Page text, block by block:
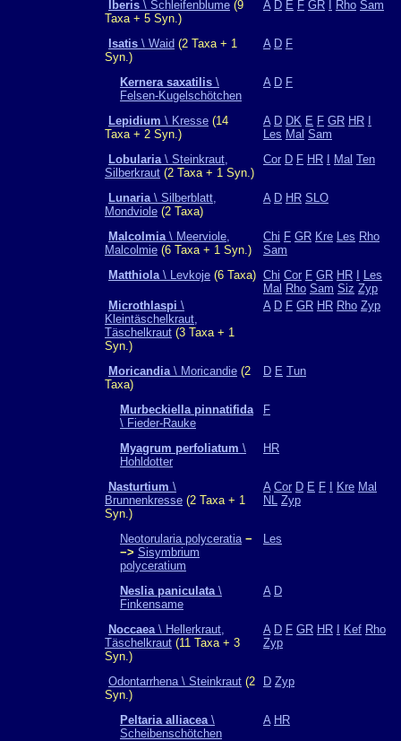
Iberis \ Schleifenblume (9
Taxa + 5 Syn.)
A D E F GR Rho Sam
Isatis \ Waid (2 Taxa + 1
Syn.)
A D F
Kernera saxatilis \
Felsen-Kugelschötchen
A D F
Lepidium \ Kresse (14
Taxa + 2 Syn.)
A D DK E F GR HR
Les Mal Sam
Lobularia\ Steinkraut,
Silberkraut (2 Taxa + 1 Syn.)
Cor D F HR Mal Ten
Lunaria\ Silberblatt,
Mondviole (2 Taxa)
A D HR SLO
Malcolmia\ Meerviole,
Malcolmie (6 Taxa + 1 Syn.)
Chi F GR Kre Les Rho
Sam
Matthiola\ Levkoje (6 Taxa) Chi Cor F GR HR
Les
Mal Rho Sam Siz Zyp
Microthlaspi \
Kleintäschelkraut,
Täschelkraut (3 Taxa + 1
Syn.)
A D F GR HR Rho Zyp
Moricandia\ Moricandie (2
Taxa)
D E Tun
Murbeckiella pinnatifida
\ Fieder-Rauke
F
Myagrum perfoliatum \
Hohldotter
HR
Nasturtium \
Brunnenkresse (2 Taxa + 1
Syn.)
A Cor D E F Kre Mal
NL Zyp
Neotorularia polyceratia −
−> Sisymbrium
polyceratium
Les
Neslia paniculata\
Finkensame
A D
Noccaea\ Hellerkraut,
Täschelkraut (11 Taxa + 3
Syn.)
A D F GR HR Kef Rho
Zyp
Odontarrhena \ Steinkraut (2
Syn.)
D Zyp
Peltaria alliacea\
Scheibenschötchen
A HR